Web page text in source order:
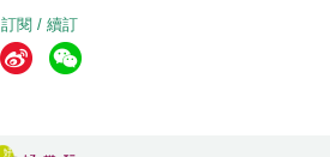
訂閱 / 續訂